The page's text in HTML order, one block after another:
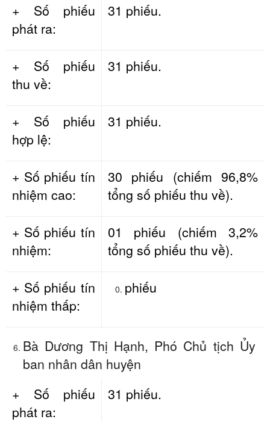
+ Số phiếu
phát ra:
31 phiếu.
+ Số phiếu
thu về:
31 phiếu.
+ Số phiếu
hợp lệ:
31 phiếu.
+ Số phiếu tín
nhiệm cao:
30 phiếu (chiếm 96,8%
tổng số phiếu thu về).
+ Số phiếu tín
nhiệm:
01 phiếu (chiếm 3,2%
tổng số phiếu thu về).
+ Số phiếu tín
nhiệm thấp:
phiếu
Bà Dương Thị Hạnh, Phó Chủ tịch Ủy
ban nhân dân huyện
+ Số phiếu
phát ra:
31 phiếu.